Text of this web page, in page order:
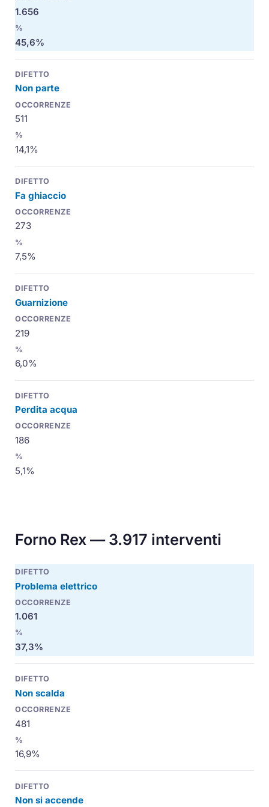
1.656
45,6%
Non parte
511
14,1%
Fa ghiaccio
273
7,5%
Guarnizione
219
6,0%
Perdita acqua
186
5,1%
Forno Rex — 3.917 interventi
Problema elettrico
1.061
37,3%
Non scalda
481
16,9%
Non si accende